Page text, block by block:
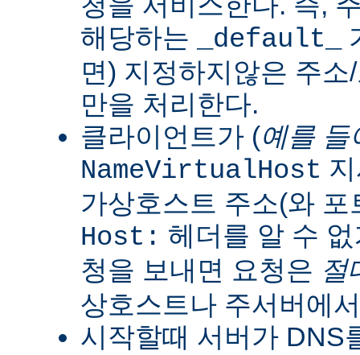
해당하는
_default_
면) 지정하지않은 주
만을 처리한다.
클라이언트가 (예를 들
NameVirtualHost
가상호스트 주소(와
Host: 헤더를 알 수
청을 보내면 요청은 절
상호스트나 주서버에
시작할때 서버가 DNS